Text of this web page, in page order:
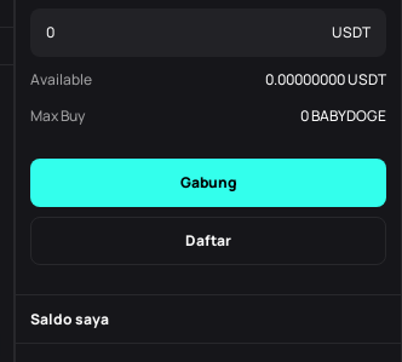
USDT
Available 0.00000000USDT
Max Buy
0BABYDOGE
Gabung
Daftar
Saldo saya